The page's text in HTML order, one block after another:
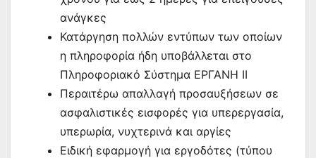
ανάγκες
Κατάργηση πολλών εντύπων των οποίων
η πληροφορία ήδη υποβάλλεται στο
Πληροφοριακό Σύστημα ΕΡΓΑΝΗ ΙΙ
Περαιτέρω απαλλαγή προσαυξήσεων σε
ασφαλιστικές εισφορές για υπερεργασία,
υπερωρία, νυχτερινά και αργίες
Ειδική εφαρμογή για εργοδότες (τύπου